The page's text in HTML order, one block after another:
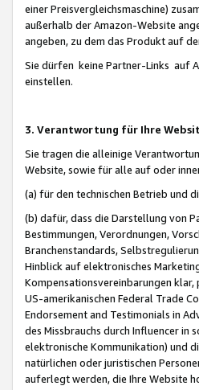
einer Preisvergleichsmaschine)
außerhalb der Amazon-Website
angeben, zu dem das Produkt auf
Sie dürfen keine Partner-Links auf
einstellen.
3. Verantwortung für Ihre
Sie tragen die alleinige
Website, sowie für alle auf oder
(a) für den technischen Betrieb und
(b) dafür, dass die Darstellung von
Bestimmungen, Verordnungen,
Branchenstandards,
Hinblick auf elektronisches
Kompensationsvereinbarungen
US-amerikanischen Federal Trade
Endorsement and Testimonials in
des Missbrauchs durch Influencer
elektronische Kommunikation) und
natürlichen oder juristischen
auferlegt werden, die Ihre Website